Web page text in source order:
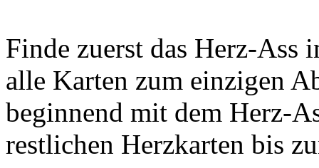
Finde zuerst das Herz-Ass
alle Karten zum einzigen
beginnend mit dem Herz-
restlichen Herzkarten bis